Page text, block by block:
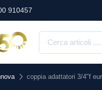
910457
coppia adattatori 3/4"f